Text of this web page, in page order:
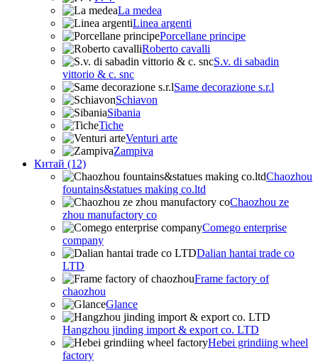
La medea
Linea argenti
Porcellane principe
Roberto cavalli
S.v. di sabadin
vittorio & c. snc
Same decorazione s.r.l
Schiavon
Sibania
Tiche
Venturi arte
Zampiva
Китай (12)
Chaozhou
fountains&statues making co.ltd
Chaozhou ze
zhou manufactory co
Comego enterprise
company
Dalian hantai trade co
LTD
Frame factory of
chaozhou
Glance
Hangzhou jinding import & export co. LTD
Hebei grindiing wheel
factory